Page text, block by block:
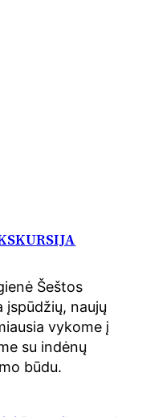
Šeštos
įspūdžių, naujų
vykome į
su indėnų
būdu.